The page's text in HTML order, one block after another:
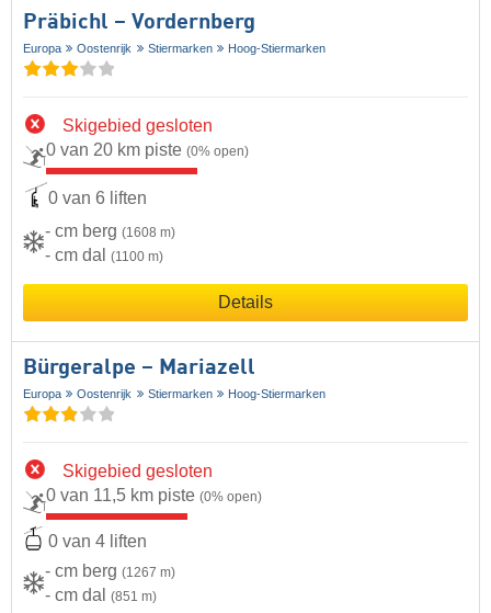
Präbichl – Vordernberg
Europa Oostenrijk Stiermarken Hoog-Stiermarken
Skigebied gesloten
0 van 20 km piste (0% open)
0 van 6 liften
- cm berg (1608 m)
- cm dal (1100 m)
Details
Bürgeralpe – Mariazell
Europa Oostenrijk Stiermarken Hoog-Stiermarken
Skigebied gesloten
0 van 11,5 km piste (0% open)
0 van 4 liften
- cm berg (1267 m)
- cm dal (851 m)